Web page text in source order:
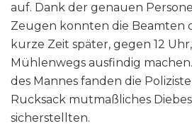
auf. Dank der genauen
Zeugen konnten die Beamten
kurze Zeit später, gegen 12
Mühlenwegs ausfindig
des Mannes fanden die
Rucksack mutmaßliches
sicherstellten.